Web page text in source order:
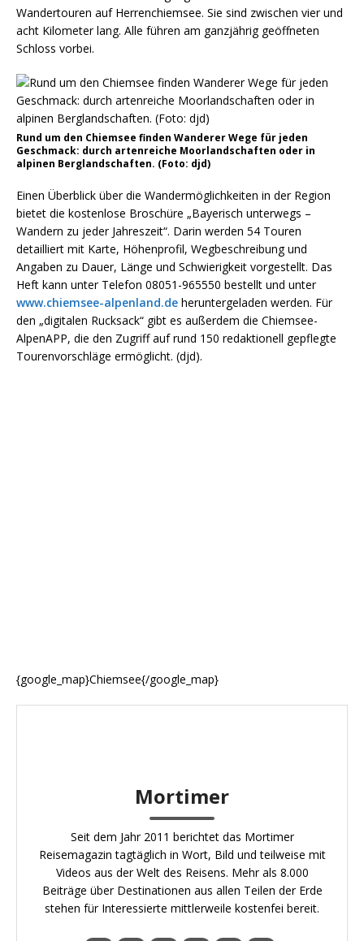
Wandertouren auf Herrenchiemsee. Sie sind zwischen vier und
acht Kilometer lang. Alle führen am ganzjährig geöffneten
Schloss vorbei.
Rund um den Chiemsee finden Wanderer Wege für jeden
Geschmack: durch artenreiche Moorlandschaften oder in
alpinen Berglandschaften. (Foto: djd)
Einen Überblick über die Wandermöglichkeiten in der Region
bietet die kostenlose Broschüre „Bayerisch unterwegs –
Wandern zu jeder Jahreszeit“. Darin werden 54 Touren
detailliert mit Karte, Höhenprofil, Wegbeschreibung und
Angaben zu Dauer, Länge und Schwierigkeit vorgestellt. Das
Heft kann unter Telefon 08051-965550 bestellt und unter
www.chiemsee-alpenland.de heruntergeladen werden. Für
den „digitalen Rucksack“ gibt es außerdem die Chiemsee-
AlpenAPP, die den Zugriff auf rund 150 redaktionell gepflegte
Tourenvorschläge ermöglicht. (djd).
{google_map}Chiemsee{/google_map}
Mortimer
Seit dem Jahr 2011 berichtet das Mortimer
Reisemagazin tagtäglich in Wort, Bild und teilweise mit
Videos aus der Welt des Reisens. Mehr als 8.000
Beiträge über Destinationen aus allen Teilen der Erde
stehen für Interessierte mittlerweile kostenfei bereit.